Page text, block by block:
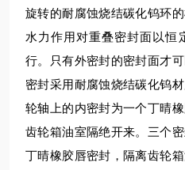
旋转的耐腐蚀烧结碳化钨环
水力作用对重叠密封面以恒
行。只有外密封的密封面才
密封采用耐腐蚀烧结碳化钨
轮轴上的内密封为一个丁晴
齿轮箱油室隔绝开来。三个
丁晴橡胶唇密封，隔离齿轮